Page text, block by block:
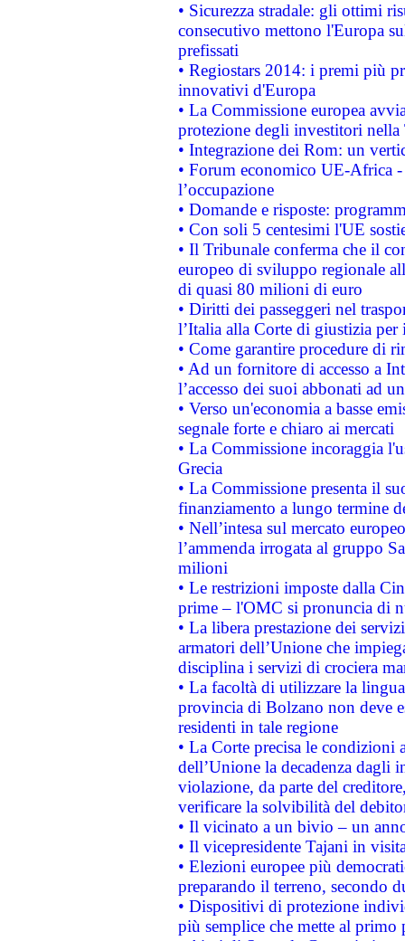
• Sicurezza stradale: gli ottimi
consecutivo mettono l'Europa
prefissati
• Regiostars 2014: i premi più
innovativi d'Europa
• La Commissione europea
protezione degli investitori
• Integrazione dei Rom: un
• Forum economico UE-Africa -
l’occupazione
• Domande e risposte:
• Con soli 5 centesimi l'UE
• Il Tribunale conferma che il
europeo di sviluppo regionale
di quasi 80 milioni di euro
• Diritti dei passeggeri nel
l’Italia alla Corte di giustizia
• Come garantire procedure di
• Ad un fornitore di accesso a
l’accesso dei suoi abbonati ad
• Verso un'economia a basse
segnale forte e chiaro ai mercati
• La Commissione incoraggia
Grecia
• La Commissione presenta il
finanziamento a lungo termine
• Nell’intesa sul mercato
l’ammenda irrogata al gruppo
milioni
• Le restrizioni imposte dalla
prime – l'OMC si pronuncia di
• La libera prestazione dei
armatori dell’Unione che
disciplina i servizi di crociera
• La facoltà di utilizzare la
provincia di Bolzano non deve
residenti in tale regione
• La Corte precisa le
dell’Unione la decadenza dagli
violazione, da parte del
verificare la solvibilità del
• Il vicinato a un bivio – un
• Il vicepresidente Tajani in
• Elezioni europee più
preparando il terreno, secondo
• Dispositivi di protezione
più semplice che mette al primo